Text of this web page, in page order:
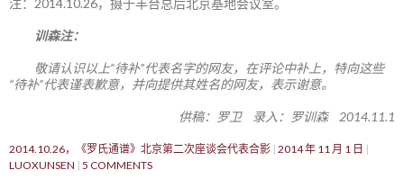
注：2014.10.26，摄于丰台总后北京基地会议室。
训森注：
敬请认识以上“待补”代表名字的网友，在评论中补上，特向这些
“待补”代表谨表歉意，并向提供其姓名的网友，表示谢意。
供稿：罗卫 录入：罗训森 2014.11.1
2014.10.26，《罗氏通谱》北京第二次座谈会代表合影 2014 年 11 月 1 日
LUOXUNSEN 5 COMMENTS